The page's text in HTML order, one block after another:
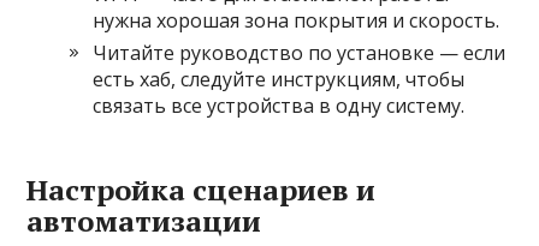
нужна хорошая зона покрытия и скорость.
Читайте руководство по установке — если
есть хаб, следуйте инструкциям, чтобы
связать все устройства в одну систему.
Настройка сценариев и
автоматизации